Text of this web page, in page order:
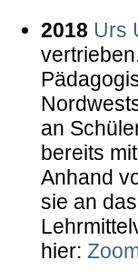
2018 Urs
an
bereits
Anhand
sie an
hier: